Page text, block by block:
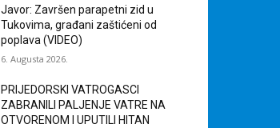
Javor: Završen parapetni zid u
Tukovima, građani zaštićeni od
poplava (VIDEO)
6. Augusta 2026.
PRIJEDORSKI VATROGASCI
ZABRANILI PALJENJE VATRE NA
OTVORENOM I UPUTILI HITAN